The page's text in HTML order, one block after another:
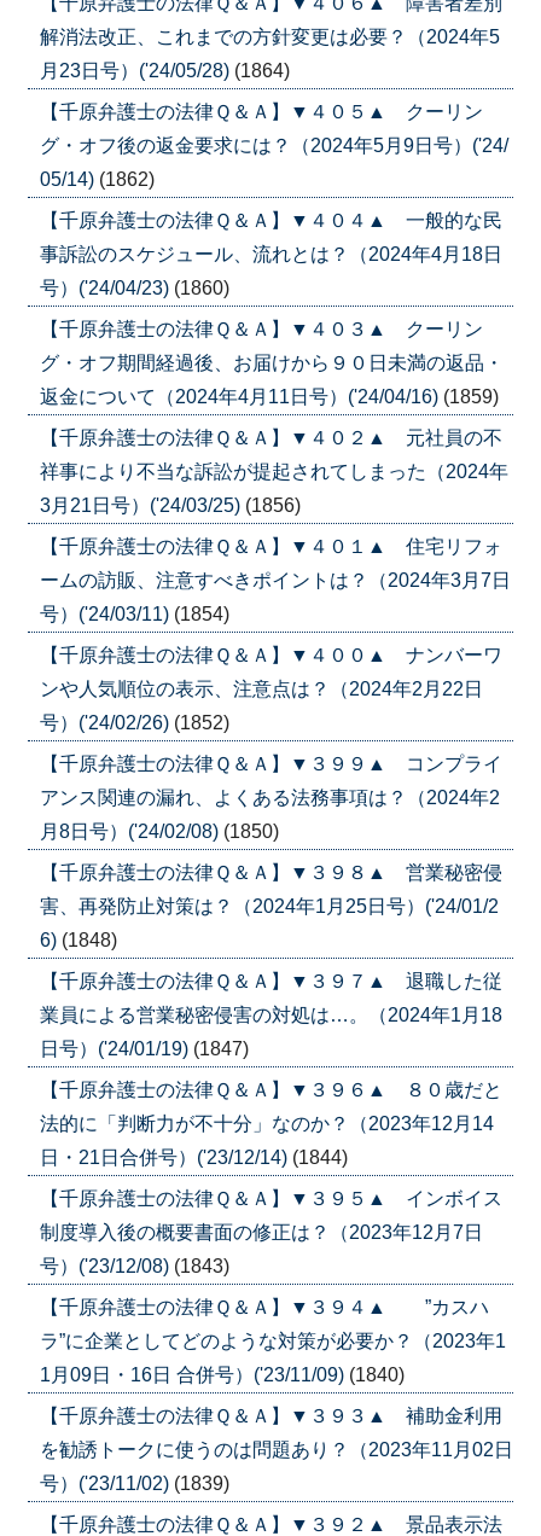
解消法改正、これまでの方針変更は必要？（2024年5
月23日号）('24/05/28) (1864)
【千原弁護士の法律Ｑ＆Ａ】▼４０５▲ クーリン
グ・オフ後の返金要求には？（2024年5月9日号）('24/
05/14) (1862)
【千原弁護士の法律Ｑ＆Ａ】▼４０４▲ 一般的な民
事訴訟のスケジュール、流れとは？（2024年4月18日
号）('24/04/23) (1860)
【千原弁護士の法律Ｑ＆Ａ】▼４０３▲ クーリン
グ・オフ期間経過後、お届けから９０日未満の返品・
返金について（2024年4月11日号）('24/04/16) (1859)
【千原弁護士の法律Ｑ＆Ａ】▼４０２▲ 元社員の不
祥事により不当な訴訟が提起されてしまった（2024年
3月21日号）('24/03/25) (1856)
【千原弁護士の法律Ｑ＆Ａ】▼４０１▲ 住宅リフォ
ームの訪販、注意すべきポイントは？（2024年3月7日
号）('24/03/11) (1854)
【千原弁護士の法律Ｑ＆Ａ】▼４００▲ ナンバーワ
ンや人気順位の表示、注意点は？（2024年2月22日
号）('24/02/26) (1852)
【千原弁護士の法律Ｑ＆Ａ】▼３９９▲ コンプライ
アンス関連の漏れ、よくある法務事項は？（2024年2
月8日号）('24/02/08) (1850)
【千原弁護士の法律Ｑ＆Ａ】▼３９８▲ 営業秘密侵
害、再発防止対策は？（2024年1月25日号）('24/01/2
6) (1848)
【千原弁護士の法律Ｑ＆Ａ】▼３９７▲ 退職した従
業員による営業秘密侵害の対処は…。（2024年1月18
日号）('24/01/19) (1847)
【千原弁護士の法律Ｑ＆Ａ】▼３９６▲ ８０歳だと
法的に「判断力が不十分」なのか？（2023年12月14
日・21日合併号）('23/12/14) (1844)
【千原弁護士の法律Ｑ＆Ａ】▼３９５▲ インボイス
制度導入後の概要書面の修正は？（2023年12月7日
号）('23/12/08) (1843)
【千原弁護士の法律Ｑ＆Ａ】▼３９４▲ ”カスハ
ラ”に企業としてどのような対策が必要か？（2023年1
1月09日・16日 合併号）('23/11/09) (1840)
【千原弁護士の法律Ｑ＆Ａ】▼３９３▲ 補助金利用
を勧誘トークに使うのは問題あり？（2023年11月02日
号）('23/11/02) (1839)
【千原弁護士の法律Ｑ＆Ａ】▼３９２▲ 景品表示法